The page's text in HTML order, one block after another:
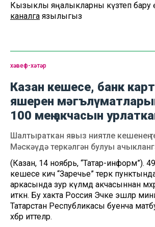
Кызыклы яңалыкларны күзәтеп бару
каналга язылыгыз
хәвеф-хәтәр
Казан кешесе, банк
яшерен
100 мең акчасын
Шалтыраткан явыз ниятле кешенең
Мәскәүдә теркәлгән булуы
(Казан, 14 ноябрь, “Татар-информ”).
кешесе кичә “Заречье” терәк
аркасында зур күләмдә акчасыннан
иткән. Бу хакта Россия Эчке эшләр
Татарстан Республикасы буенча
хәбәр иттеләр.